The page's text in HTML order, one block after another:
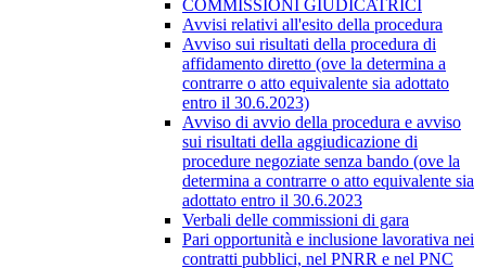
COMMISSIONI GIUDICATRICI
Avvisi relativi all'esito della procedura
Avviso sui risultati della procedura di
affidamento diretto (ove la determina a
contrarre o atto equivalente sia adottato
entro il 30.6.2023)
Avviso di avvio della procedura e avviso
sui risultati della aggiudicazione di
procedure negoziate senza bando (ove la
determina a contrarre o atto equivalente sia
adottato entro il 30.6.2023
Verbali delle commissioni di gara
Pari opportunità e inclusione lavorativa nei
contratti pubblici, nel PNRR e nel PNC